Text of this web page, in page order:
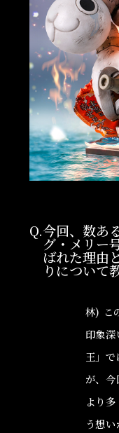
Q.今回、数あ
グ・メリー
ばれた理由
りについて
林) こ
印象
王」
が、
より
う想